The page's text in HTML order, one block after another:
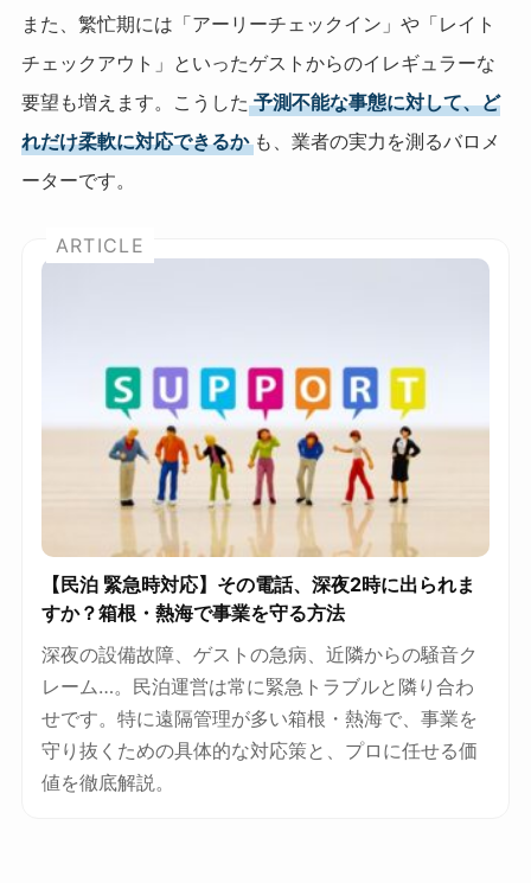
また、繁忙期には「アーリーチェックイン」や「レイト
チェックアウト」といったゲストからのイレギュラーな
要望も増えます。こうした 予測不能な事態に対して、ど
れだけ柔軟に対応できるか も、業者の実力を測るバロメ
ーターです。
【民泊 緊急時対応】その電話、深夜2時に出られま
すか？箱根・熱海で事業を守る方法
深夜の設備故障、ゲストの急病、近隣からの騒音ク
レーム…。民泊運営は常に緊急トラブルと隣り合わ
せです。特に遠隔管理が多い箱根・熱海で、事業を
守り抜くための具体的な対応策と、プロに任せる価
値を徹底解説。